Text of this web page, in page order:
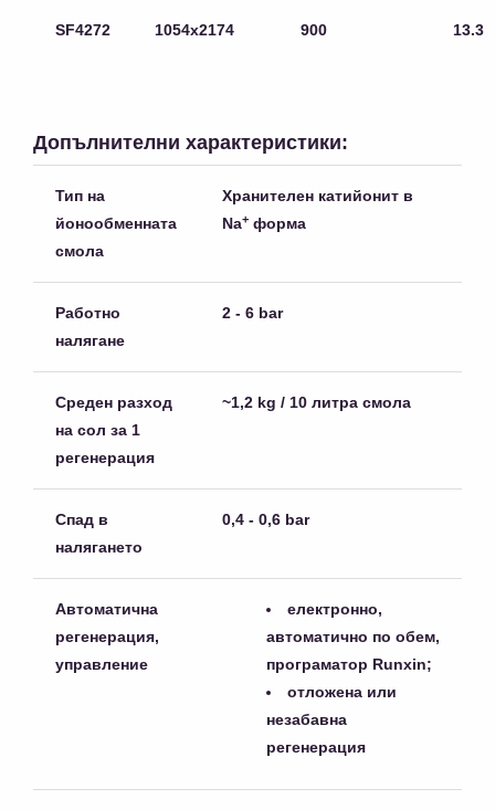
SF4272 1054х2174 900 13.3
Допълнителни характеристики:
Тип на
йонообменната
смола
Хранителен катийонит в
Na+ форма
Работно
налягане
2 - 6 bar
Среден разход
на сол за 1
регенерация
~1,2 kg / 10 литра смола
Спад в
налягането
0,4 - 0,6 bar
Автоматична
регенерация,
управление
електронно,
автоматично по обем,
програматор Runxin;
отложена или
незабавна
регенерация